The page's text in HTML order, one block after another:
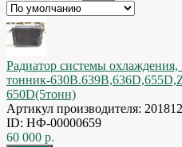
Радиатор системы охлаждения,
тонник-
650D(5тонн)
Артикул производителя:
ID: НФ-00000659
60 000 р.